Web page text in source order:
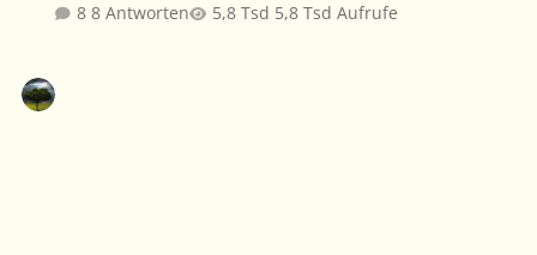
8 Antworten
5,8 Tsd Aufrufe